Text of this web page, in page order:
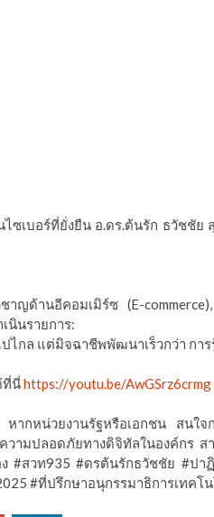
ซเบอร์ที่ยั่งยืน อ.ดร.ต้นรัก ธวัชชัย
ด้านอีคอมเมิร์ซ (E-
นินรายการ:
กล แต่มิจฉาชีพพัฒนาเร็วกว่า กา
ที่นี่https://youtu.be/AwGSrz6crmg
ากหน่วยงานรัฐหรือเอกชน สนใ
วามปลอดภัยทางดิจิทัลในองค์กร
#สวท935 #ดรต้นรักธวัชชัย #ป
#ที่ปรึกษาอนุกรรมาธิการเทคโ